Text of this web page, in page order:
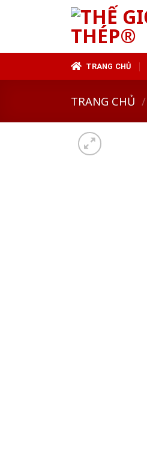
TRANG CHỦ
TRANG CHỦ /